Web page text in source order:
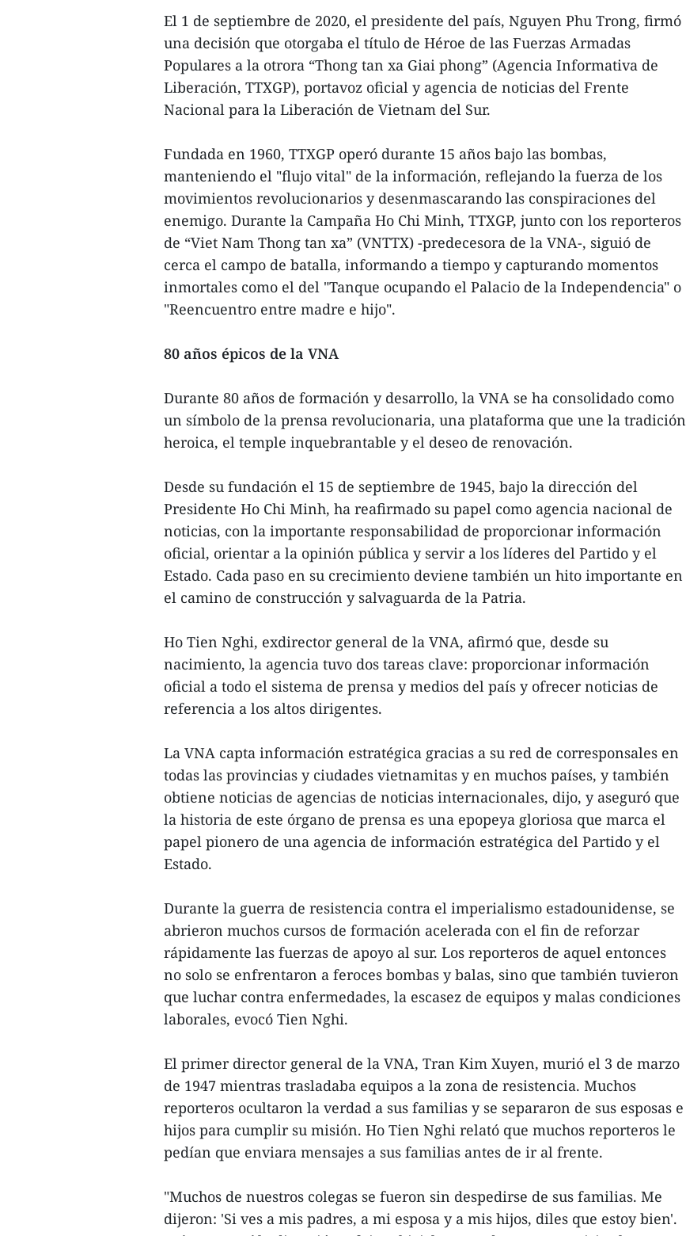
El 1 de septiembre de 2020, el presidente del país, Nguyen Phu Trong, firmó
una decisión que otorgaba el título de Héroe de las Fuerzas Armadas
Populares a la otrora “Thong tan xa Giai phong” (Agencia Informativa de
Liberación, TTXGP), portavoz oficial y agencia de noticias del Frente
Nacional para la Liberación de Vietnam del Sur.
Fundada en 1960, TTXGP operó durante 15 años bajo las bombas,
manteniendo el "flujo vital" de la información, reflejando la fuerza de los
movimientos revolucionarios y desenmascarando las conspiraciones del
enemigo. Durante la Campaña Ho Chi Minh, TTXGP, junto con los reporteros
de “Viet Nam Thong tan xa” (VNTTX) -predecesora de la VNA-, siguió de
cerca el campo de batalla, informando a tiempo y capturando momentos
inmortales como el del "Tanque ocupando el Palacio de la Independencia" o
"Reencuentro entre madre e hijo".
80 años épicos de la VNA
Durante 80 años de formación y desarrollo, la VNA se ha consolidado como
un símbolo de la prensa revolucionaria, una plataforma que une la tradición
heroica, el temple inquebrantable y el deseo de renovación.
Desde su fundación el 15 de septiembre de 1945, bajo la dirección del
Presidente Ho Chi Minh, ha reafirmado su papel como agencia nacional de
noticias, con la importante responsabilidad de proporcionar información
oficial, orientar a la opinión pública y servir a los líderes del Partido y el
Estado. Cada paso en su crecimiento deviene también un hito importante en
el camino de construcción y salvaguarda de la Patria.
Ho Tien Nghi, exdirector general de la VNA, afirmó que, desde su
nacimiento, la agencia tuvo dos tareas clave: proporcionar información
oficial a todo el sistema de prensa y medios del país y ofrecer noticias de
referencia a los altos dirigentes.
La VNA capta información estratégica gracias a su red de corresponsales en
todas las provincias y ciudades vietnamitas y en muchos países, y también
obtiene noticias de agencias de noticias internacionales, dijo, y aseguró que
la historia de este órgano de prensa es una epopeya gloriosa que marca el
papel pionero de una agencia de información estratégica del Partido y el
Estado.
Durante la guerra de resistencia contra el imperialismo estadounidense, se
abrieron muchos cursos de formación acelerada con el fin de reforzar
rápidamente las fuerzas de apoyo al sur. Los reporteros de aquel entonces
no solo se enfrentaron a feroces bombas y balas, sino que también tuvieron
que luchar contra enfermedades, la escasez de equipos y malas condiciones
laborales, evocó Tien Nghi.
El primer director general de la VNA, Tran Kim Xuyen, murió el 3 de marzo
de 1947 mientras trasladaba equipos a la zona de resistencia. Muchos
reporteros ocultaron la verdad a sus familias y se separaron de sus esposas e
hijos para cumplir su misión. Ho Tien Nghi relató que muchos reporteros le
pedían que enviara mensajes a sus familias antes de ir al frente.
"Muchos de nuestros colegas se fueron sin despedirse de sus familias. Me
dijeron: 'Si ves a mis padres, a mi esposa y a mis hijos, diles que estoy bien'.